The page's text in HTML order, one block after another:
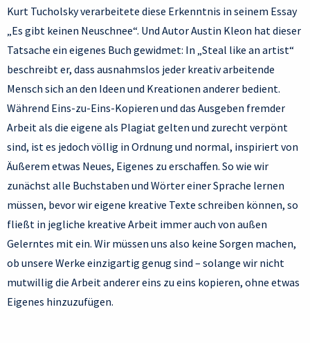
Kurt Tucholsky verarbeitete diese Erkenntnis in seinem Essay
„Es gibt keinen Neuschnee“. Und Autor Austin Kleon hat dieser
Tatsache ein eigenes Buch gewidmet: In „Steal like an artist“
beschreibt er, dass ausnahmslos jeder kreativ arbeitende
Mensch sich an den Ideen und Kreationen anderer bedient.
Während Eins-zu-Eins-Kopieren und das Ausgeben fremder
Arbeit als die eigene als Plagiat gelten und zurecht verpönt
sind, ist es jedoch völlig in Ordnung und normal, inspiriert von
Äußerem etwas Neues, Eigenes zu erschaffen. So wie wir
zunächst alle Buchstaben und Wörter einer Sprache lernen
müssen, bevor wir eigene kreative Texte schreiben können, so
fließt in jegliche kreative Arbeit immer auch von außen
Gelerntes mit ein. Wir müssen uns also keine Sorgen machen,
ob unsere Werke einzigartig genug sind – solange wir nicht
mutwillig die Arbeit anderer eins zu eins kopieren, ohne etwas
Eigenes hinzuzufügen.